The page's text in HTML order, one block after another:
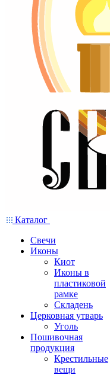
Каталог
Свечи
Иконы
Киот
Иконы в
пластиковой
рамке
Складень
Церковная утварь
Уголь
Пошивочная
продукция
Крестильные
вещи